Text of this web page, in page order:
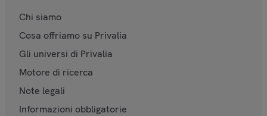
Chi siamo
Cosa offriamo su Privalia
Gli universi di Privalia
Motore di ricerca
Note legali
Informazioni obbligatorie